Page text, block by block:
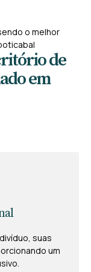
o melhor
de
em
suas
um